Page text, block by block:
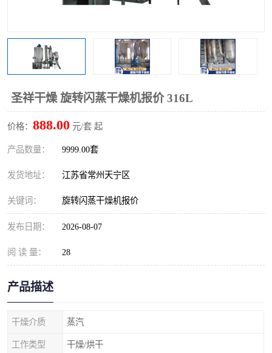
圣祥干燥 旋转闪蒸干燥机报价 316L
价格： 888.00 元/套 起
产品数量： 9999.00套
发货地址： 江苏省常州天宁区
关键词： 旋转闪蒸干燥机报价
发布日期： 2026-08-07
阅 读 量： 28
产品描述
干燥介质 蒸汽
工作类型 干燥/烘干